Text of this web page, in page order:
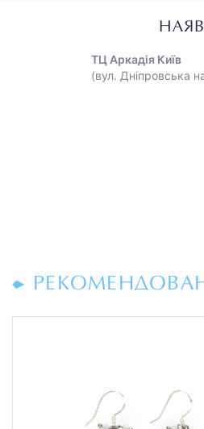
ТЦ Аркадія Київ
(вул. Дніпровська